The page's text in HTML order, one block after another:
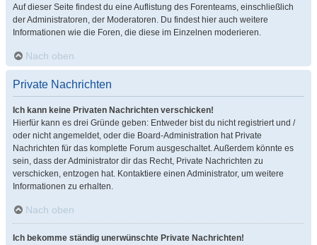
Auf dieser Seite findest du eine Auflistung des Forenteams, einschließlich
der Administratoren, der Moderatoren. Du findest hier auch weitere
Informationen wie die Foren, die diese im Einzelnen moderieren.
Nach oben
Private Nachrichten
Ich kann keine Privaten Nachrichten verschicken!
Hierfür kann es drei Gründe geben: Entweder bist du nicht registriert und /
oder nicht angemeldet, oder die Board-Administration hat Private
Nachrichten für das komplette Forum ausgeschaltet. Außerdem könnte es
sein, dass der Administrator dir das Recht, Private Nachrichten zu
verschicken, entzogen hat. Kontaktiere einen Administrator, um weitere
Informationen zu erhalten.
Nach oben
Ich bekomme ständig unerwünschte Private Nachrichten!